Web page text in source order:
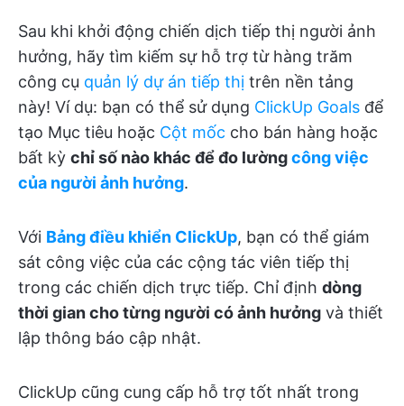
Sau khi khởi động chiến dịch tiếp thị người ảnh
hưởng, hãy tìm kiếm sự hỗ trợ từ hàng trăm
công cụ quản lý dự án tiếp thị trên nền tảng
này! Ví dụ: bạn có thể sử dụng ClickUp Goals để
tạo Mục tiêu hoặc Cột mốc cho bán hàng hoặc
bất kỳ chỉ số nào khác để đo lườngcông việc
của người ảnh hưởng.
Với Bảng điều khiển ClickUp, bạn có thể giám
sát công việc của các cộng tác viên tiếp thị
trong các chiến dịch trực tiếp. Chỉ định dòng
thời gian cho từng người có ảnh hưởng và thiết
lập thông báo cập nhật.
ClickUp cũng cung cấp hỗ trợ tốt nhất trong